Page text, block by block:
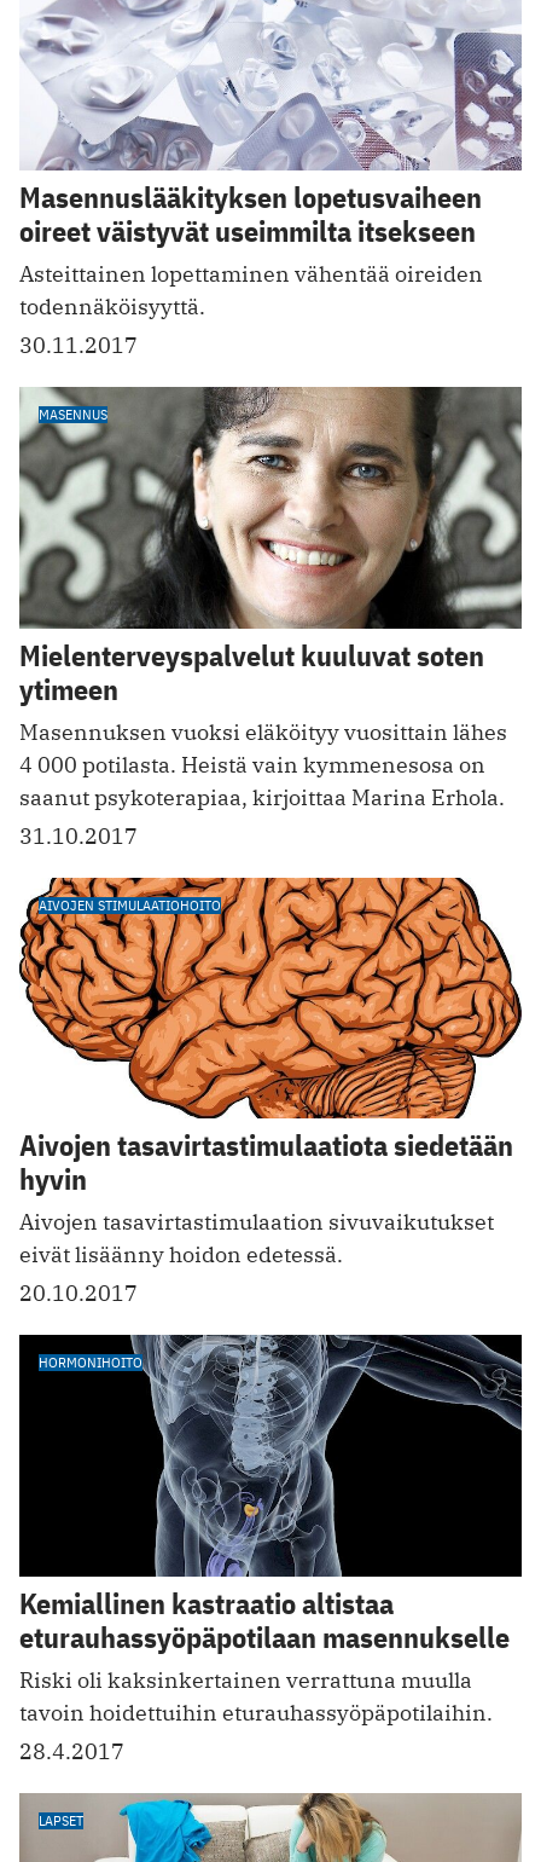
Masennuslääkityksen lopetusvaiheen
oireet väistyvät useimmilta itsekseen
Asteittainen lopettaminen vähentää oireiden
todennäköisyyttä.
30.11.2017
MASENNUS
Mielenterveyspalvelut kuuluvat soten
ytimeen
Masennuksen vuoksi eläköityy vuosittain lähes
4 000 potilasta. Heistä vain kymmenesosa on
saanut psykoterapiaa, kirjoittaa Marina Erhola.
31.10.2017
AIVOJEN STIMULAATIOHOITO
Aivojen tasavirtastimulaatiota siedetään
hyvin
Aivojen tasavirtastimulaation sivuvaikutukset
eivät lisäänny hoidon edetessä.
20.10.2017
HORMONIHOITO
Kemiallinen kastraatio altistaa
eturauhassyöpä­potilaan masennukselle
Riski oli kaksinkertainen verrattuna muulla
tavoin hoidettuihin eturauhassyöpäpotilaihin.
28.4.2017
LAPSET